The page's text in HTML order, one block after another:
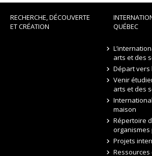
RECHERCHE, DÉCOUVERTE
ET CRÉATION
QUÉBEC
arts et des
Départ vers
Venir
arts et des
maison
Répertoire
organismes
Projets